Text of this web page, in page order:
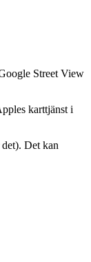
Street View
karttjänst i
Det kan